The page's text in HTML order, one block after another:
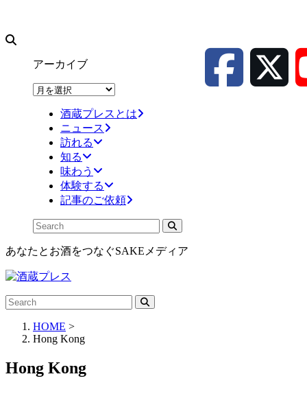
アーカイブ
ア
酒蔵プレスとは
ニュース
訪れる
知る
味わう
体験する
記事のご依頼
あなたとお酒をつなぐSAKEメディア
HOME >
Hong Kong
Hong Kong